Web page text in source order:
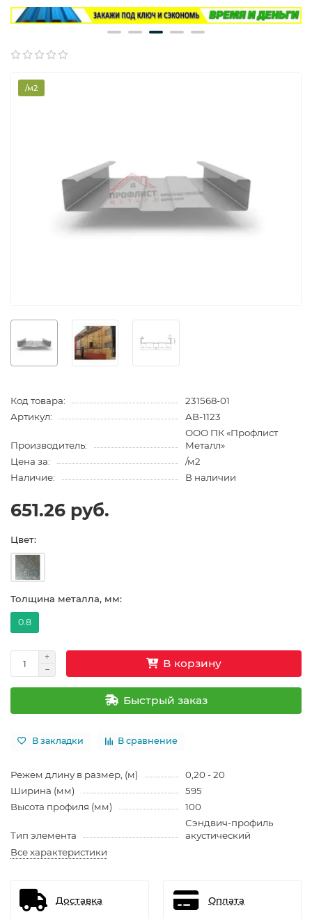
/м2
Код товара:
231568-01
Артикул:
АВ-1123
Производитель:
ООО ПК «Профлист
Металл»
Цена за:
/м2
Наличие:
В наличии
651.26 руб.
Цвет:
Толщина металла, мм:
0.8
В корзину
Быстрый заказ
В закладки В сравнение
Режем длину в размер, (м)
0,20 - 20
Ширина (мм)
595
Высота профиля (мм)
100
Тип элемента
Сэндвич-профиль
акустический
Все характеристики
Доставка Оплата